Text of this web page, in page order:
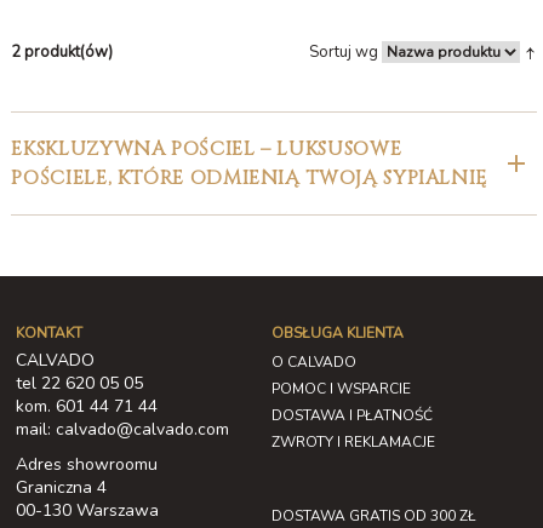
2 produkt(ów) Sortuj wg
EKSKLUZYWNA POŚCIEL – LUKSUSOWE
POŚCIELE, KTÓRE ODMIENIĄ TWOJĄ SYPIALNIĘ
KONTAKT
CALVADO
tel 22 620 05 05
kom. 601 44 71 44
mail: calvado@calvado.com
Adres showroomu
Graniczna 4
00-130 Warszawa
OBSŁUGA KLIENTA
O CALVADO
POMOC I WSPARCIE
DOSTAWA I PŁATNOŚĆ
ZWROTY I REKLAMACJE
DOSTAWA GRATIS OD 300 ZŁ